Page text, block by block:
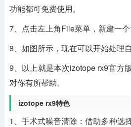
功能都可免费使用。
7、点击左上角File菜单，新建一个
8、如图所示，现在可以开始处理
9、以上就是本次izotope rx9官方
对你有所帮助。
izotope rx9特色
1、手术式噪音清除：借助多种选